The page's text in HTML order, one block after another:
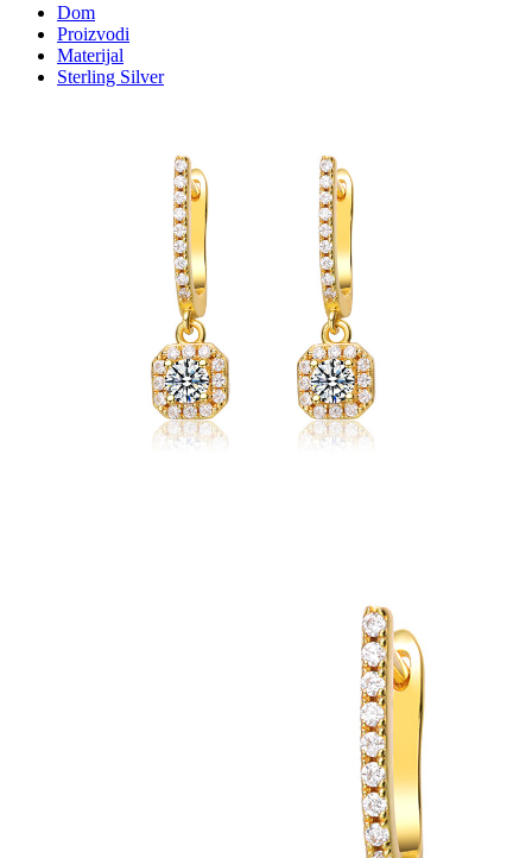
Dom
Proizvodi
Materijal
Sterling Silver